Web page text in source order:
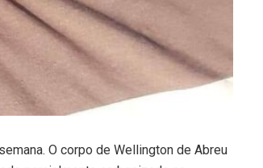
O corpo de Wellington de Abreu